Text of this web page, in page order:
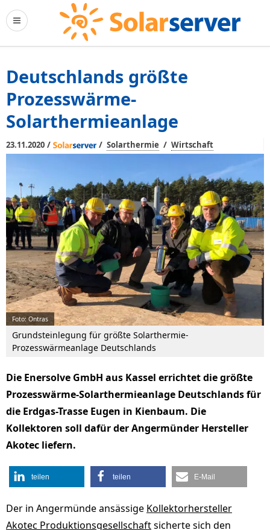
Deutschlands größte
Prozesswärme-
Solarthermieanlage
23.11.2020 / / Solarthermie / Wirtschaft
Foto: Ontras
Grundsteinlegung für größte Solarthermie-
Prozesswärmeanlage Deutschlands
Die Enersolve GmbH aus Kassel errichtet die größte
Prozesswärme-Solarthermieanlage Deutschlands für
die Erdgas-Trasse Eugen in Kienbaum. Die
Kollektoren soll dafür der Angermünder Hersteller
Akotec liefern.
teilen teilen E-Mail
Der in Angermünde ansässige Kollektorhersteller
Akotec Produktionsgesellschaftsicherte sich den